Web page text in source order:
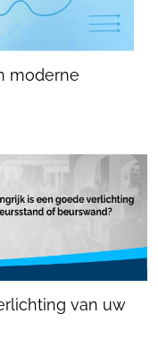
moderne
van uw